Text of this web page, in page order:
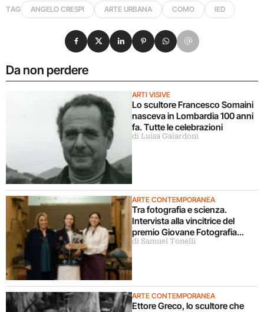
TAG ANGELO CRESPI ARTE URBANA COMO IED
Da non perdere
ARTI VISIVE
Lo scultore Francesco Somaini
nasceva in Lombardia 100 anni
fa. Tutte le celebrazioni
di Luisa Gaiardoni
ARTE CONTEMPORANEA
Tra fotografia e scienza.
Intervista alla vincitrice del
premio Giovane Fotografia
Italiana 2026
di Samuel Tonelli
ARTE CONTEMPORANEA
Ettore Greco, lo scultore che
Condividi su Facebook
Condividi su X
Condividi su LinkedIn
Condividi su Pinterest
Condividi su WhatsApp
Condividi su Email